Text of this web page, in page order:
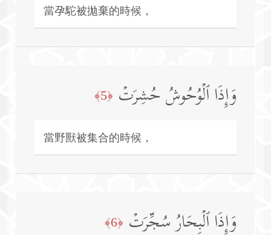
當孕駝被拋棄的時候，
وَإِذَا ٱلۡوُحُوشُ حُشِرَتۡ ﴿5﴾
當野獸被集合的時候，
وَإِذَا ٱلۡبِحَارُ سُجِّرَتۡ ﴿6﴾